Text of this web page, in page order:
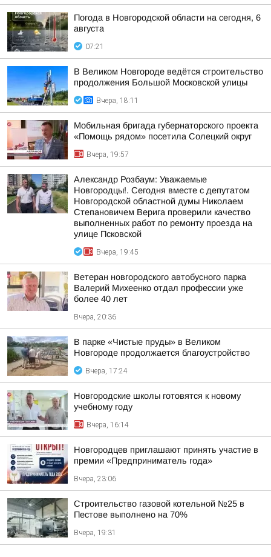
Погода в Новгородской области на сегодня, 6
августа
07:21
В Великом Новгороде ведётся строительство
продолжения Большой Московской улицы
Вчера, 18:11
Мобильная бригада губернаторского проекта
«Помощь рядом» посетила Солецкий округ
Вчера, 19:57
Александр Розбаум: Уважаемые
Новгородцы!. Сегодня вместе с депутатом
Новгородской областной думы Николаем
Степановичем Верига проверили качество
выполненных работ по ремонту проезда на
улице Псковской
Вчера, 19:45
Ветеран новгородского автобусного парка
Валерий Михеенко отдал профессии уже
более 40 лет
Вчера, 20:36
В парке «Чистые пруды» в Великом
Новгороде продолжается благоустройство
Вчера, 17:24
Новгородские школы готовятся к новому
учебному году
Вчера, 16:14
Новгородцев приглашают принять участие в
премии «Предприниматель года»
Вчера, 23:06
Строительство газовой котельной №25 в
Пестове выполнено на 70%
Вчера, 19:31